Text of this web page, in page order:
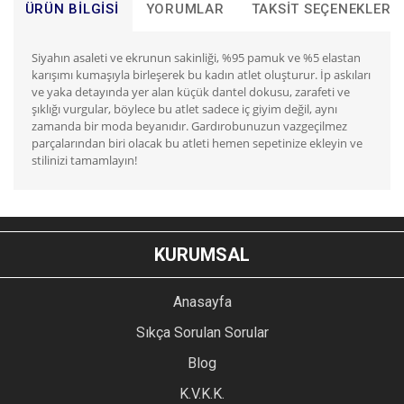
ÜRÜN BILGISI YORUMLAR TAKSIT SEÇENEKLERI
Siyahın asaleti ve ekrunun sakinliği, %95 pamuk ve %5 elastan
karışımı kumaşıyla birleşerek bu kadın atlet oluşturur. İp askıları
ve yaka detayında yer alan küçük dantel dokusu, zarafeti ve
şıklığı vurgular, böylece bu atlet sadece iç giyim değil, aynı
zamanda bir moda beyanıdır. Gardırobunuzun vazgeçilmez
parçalarından biri olacak bu atleti hemen sepetinize ekleyin ve
stilinizi tamamlayın!
YORUM YAZ
Bu ürünün fiyat bilgisi, resim, ürün açıklamalarında ve diğer
konularda yetersiz gördüğünüz noktaları öneri formunu
kullanarak tarafımıza iletebilirsiniz.
Ürün resmi kalitesiz, bozuk veya görüntülenemiyor.
Ürün açıklamasında eksik bilgiler bulunuyor.
Ürün bilgilerinde hatalar bulunuyor.
Ürün fiyatı diğer sitelerden daha pahalı.
KURUMSAL
Anasayfa
Sıkça Sorulan Sorular
Blog
K.V.K.K.